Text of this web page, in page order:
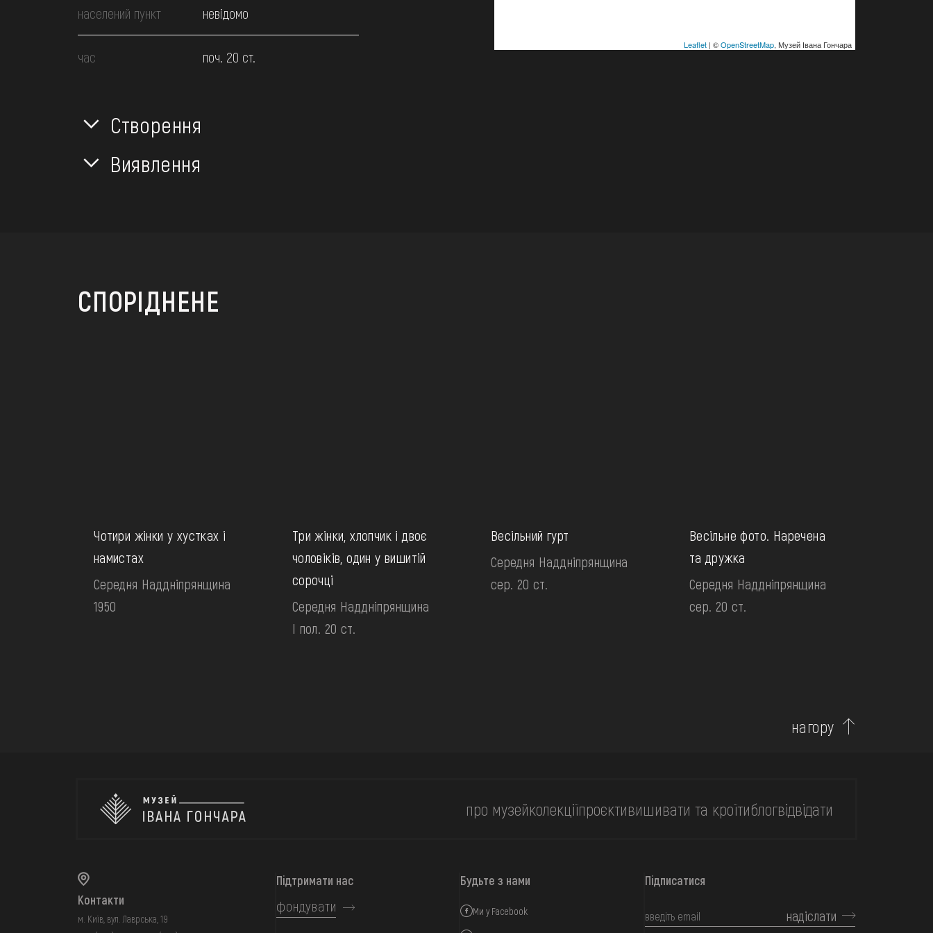
населений пункт невідомо
час поч. 20 ст.
Leaflet | ©OpenStreetMap, Музей Івана Гончара
Створення
Виявлення
СПОРІДНЕНЕ
Чотири жінки у хустках і
намистах
Середня Наддніпрянщина
1950
Три жінки, хлопчик і двоє
чоловіків, один у вишитій
сорочці
Середня Наддніпрянщина
І пол. 20 ст.
Весільний гурт
Середня Наддніпрянщина
сер. 20 ст.
Весільне фото. Наречена
та дружка
Середня Наддніпрянщина
сер. 20 ст.
нагору
про музейколекціїпроєктивишивати та кроїтиблогвідвідати
Контакти
м. Київ, вул. Лаврська, 19
Підтримати нас
фондувати
Будьте з нами
Ми у Facebook
Підписатися
надіслати